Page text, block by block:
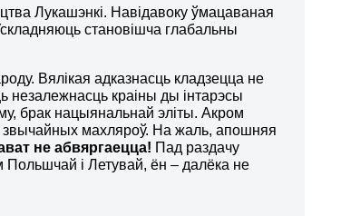
Лукашэнкі. Навідавоку ўмацаваная
становішча глабальны
Вялікая адказнасць кладзецца не
незалежнасць краіны ды інтарэсы
брак нацыянальнай эліты. Акром
звычайных махляроў. На жаль, апошняя
не абвяргаецца! Пад раздачу
і Летувай, ён – далёка не